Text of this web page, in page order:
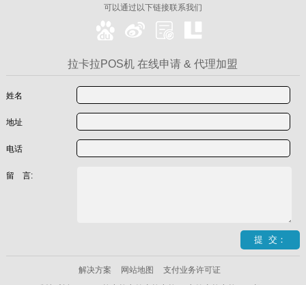
可以通过以下链接联系我们
拉卡拉POS机 在线申请 & 代理加盟
姓名
地址
电话
留 言:
解决方案 网站地图
支付业务许可证